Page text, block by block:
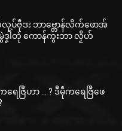
လုပ်ဇီုဒး ဘာဗ္တောန်လိက်ဖောအ်
မွဲဒၞါဲတုဲ ကောန်ကွးဘာ လၟိဟ်
ရေဇြဳဟာ … ? ဒဳမဵုကရေဇြဳဖေ